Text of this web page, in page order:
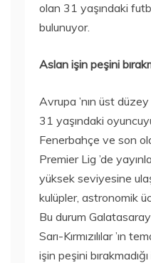
olan 31 yaşındaki
bulunuyor.
Aslan işin peşini
Avrupa ’nın üst
31 yaşındaki
Fenerbahçe ve son
Premier Lig ’de
yüksek seviyesine
kulüpler, astronomik
Bu durum Galatasaray
Sarı-Kırmızılılar ’ın
işin peşini